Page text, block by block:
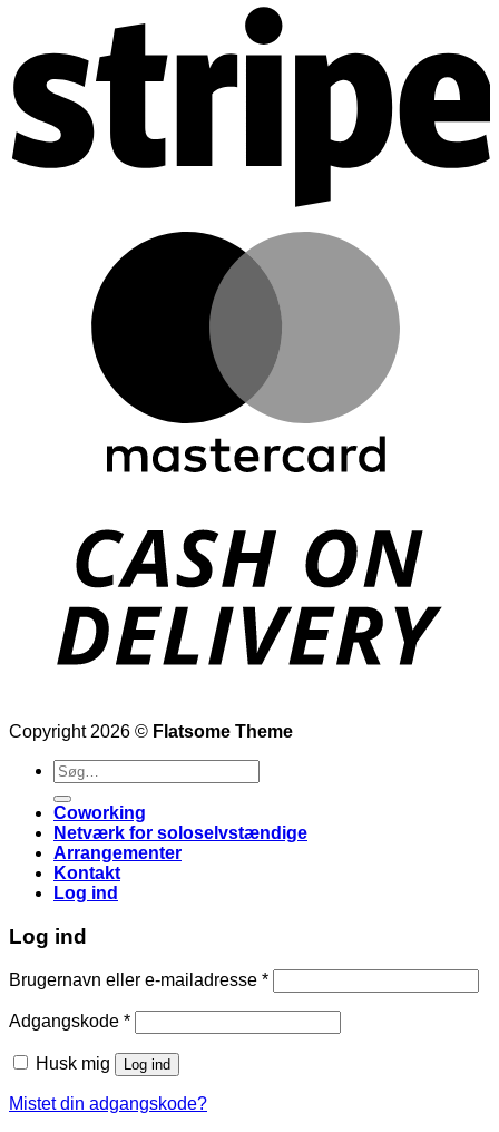
Copyright 2026 © Flatsome Theme
Søg
efter:
Coworking
Netværk for soloselvstændige
Arrangementer
Kontakt
Log ind
Log ind
Brugernavn eller e-mailadresse *Påkrævet
Adgangskode *Påkrævet
Husk mig Log ind
Mistet din adgangskode?